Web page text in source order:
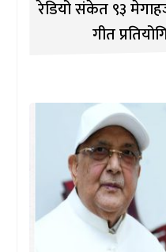
रेडियो संकेत ९३
गीत